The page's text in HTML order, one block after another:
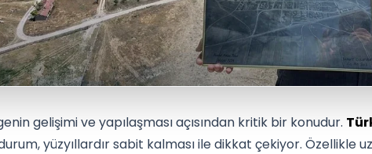
gelişimi ve yapılaşması açısından kritik bir konudur.
yüzyıllardır sabit kalması ile dikkat çekiyor. Özellikle